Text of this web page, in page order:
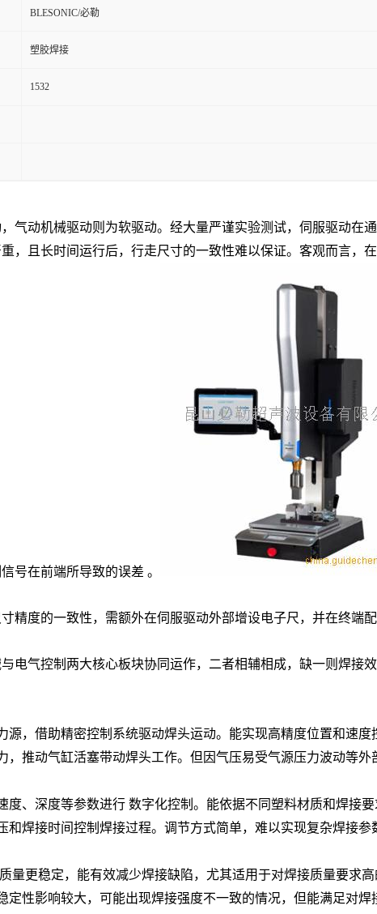
BLESONIC/必勒
塑胶焊接
1532
气动机械驱动则为软驱动。经大量严谨实验测试，伺服驱动在
，且长时间运行后，行走尺寸的一致性难以保证。客观而言
号在前端所导致的误差 。
精度的一致性，需额外在伺服驱动外部增设电子尺，并在终端
电气控制两大核心板块协同运作，二者相辅相成，缺一则焊接效
，借助精密控制系统驱动焊头运动。能实现高精度位置和速
推动气缸活塞带动焊头工作。但因气压易受气源压力波动等外
、深度等参数进行 数字化控制。能依据不同塑料材质和焊接
焊接时间控制焊接过程。调节方式简单，难以实现复杂焊接参
量更稳定，能有效减少焊接缺陷，尤其适用于对焊接质量要求
性影响较大，可能出现焊接强度不一致的情况，但能满足对焊